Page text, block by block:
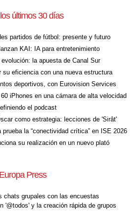
últimos 30 días
partidos de fútbol: presente y futuro
KAI: IA para entretenimiento
la apuesta de Canal Sur
su eficiencia con una nueva estructura
deportivos, con Eurovision Services
iPhones en una cámara de alta velocidad
el podcast
como estrategia: lecciones de 'Sirât'
prueba la “conectividad crítica” en ISE 2026
su realización en un nuevo plató
Press
chats grupales con las encuestas
'@todos' y la creación rápida de grupos